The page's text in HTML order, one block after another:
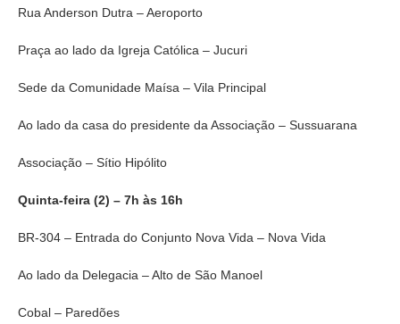
Rua Anderson Dutra – Aeroporto
Praça ao lado da Igreja Católica – Jucuri
Sede da Comunidade Maísa – Vila Principal
Ao lado da casa do presidente da Associação – Sussuarana
Associação – Sítio Hipólito
Quinta-feira (2) – 7h às 16h
BR-304 – Entrada do Conjunto Nova Vida – Nova Vida
Ao lado da Delegacia – Alto de São Manoel
Cobal – Paredões